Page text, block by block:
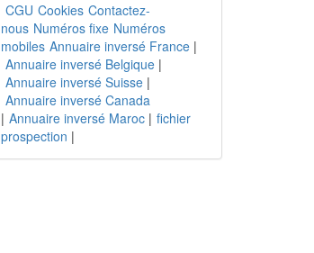
CGU Cookies Contactez-
nous Numéros fixe Numéros
mobiles Annuaire inversé France|
Annuaire inversé Belgique|
Annuaire inversé Suisse|
Annuaire inversé Canada
| Annuaire inversé Maroc| fichier
prospection |